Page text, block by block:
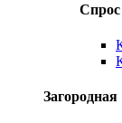
Спрос
Загородная